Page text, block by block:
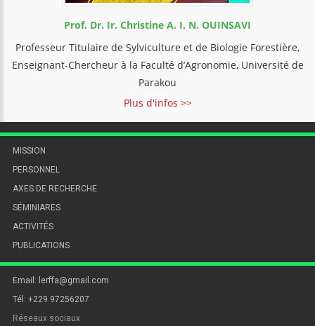
Prof. Dr. Ir. Christine A. I. N. OUINSAVI
Professeur Titulaire de Sylviculture et de Biologie Forestière,
Enseignant-Chercheur à la Faculté d’Agronomie, Université de
Parakou
Plus d'infos >>
MISSION
PERSONNEL
AXES DE RECHERCHE
SÉMINIARES
ACTIVITÉS
PUBLICATIONS
Email: lerffa@gmail.com
Tél: +229 97256207
Réseaux sociaux